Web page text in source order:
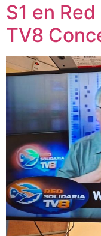
S1 en
TV8